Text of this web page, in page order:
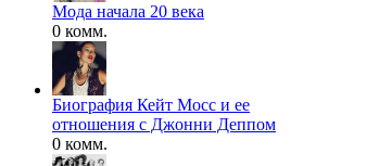
Мода начала 20 века
0 комм.
Биография Кейт Мосс и ее
отношения с Джонни Деппом
0 комм.